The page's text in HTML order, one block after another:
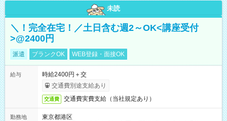
未読
＼！完全在宅！／土日含む週2～OK<講座受付
>@2400円
派遣 ブランクOK WEB登録・面接OK
給与
時給2400円＋交
交通費別途支給あり
交通費 交通費実費支給（当社規定あり）
勤務地
東京都港区